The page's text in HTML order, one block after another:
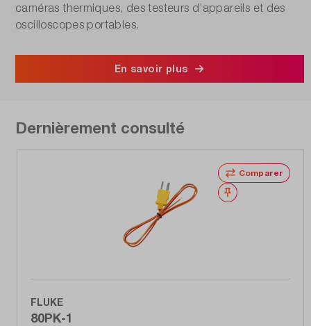
caméras thermiques, des testeurs d’appareils et des
oscilloscopes portables.
En savoir plus
Dernièrement consulté
Comparer
Noter
FLUKE
80PK-1